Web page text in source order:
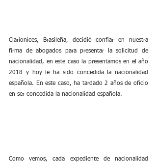
Clarionices, Brasileña, decidió confiar en nuestra
firma de abogados para presentar la solicitud de
nacionalidad, en este caso la presentamos en el año
2018 y hoy le ha sido concedida la nacionalidad
española. En este caso, ha tardado 2 años de oficio
en ser concedida la nacionalidad española.
Como vemos, cada expediente de nacionalidad